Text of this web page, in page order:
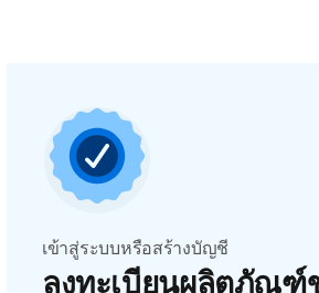
เข้าสู่ระบบหรือสร้างบัญชี
ลงทะเบียนผลิตภัณ